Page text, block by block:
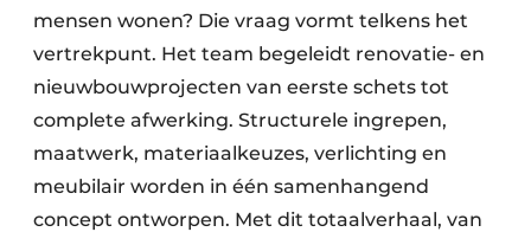
mensen wonen? Die vraag vormt telkens het
vertrekpunt. Het team begeleidt renovatie- en
nieuwbouwprojecten van eerste schets tot
complete afwerking. Structurele ingrepen,
maatwerk, materiaalkeuzes, verlichting en
meubilair worden in één samenhangend
concept ontworpen. Met dit totaalverhaal, van